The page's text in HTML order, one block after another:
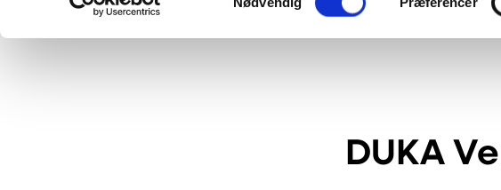
DUKA